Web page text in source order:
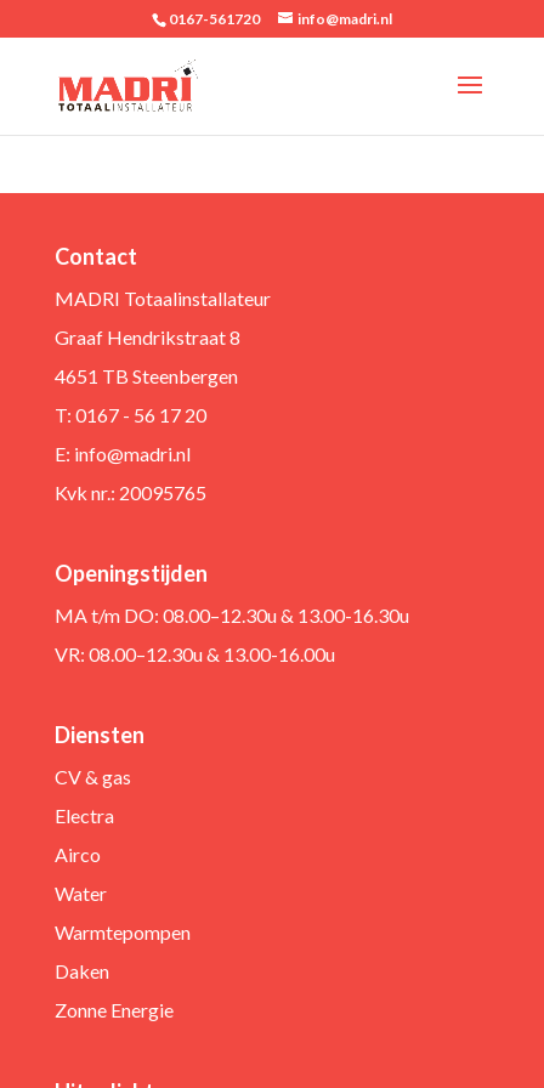
0167-561720 info@madri.nl
Contact
MADRI Totaalinstallateur
Graaf Hendrikstraat 8
4651 TB Steenbergen
T: 0167 - 56 17 20
E: info@madri.nl
Kvk nr.: 20095765
Openingstijden
MA t/m DO: 08.00–12.30u & 13.00-16.30u
VR: 08.00–12.30u & 13.00-16.00u
Diensten
CV & gas
Electra
Airco
Water
Warmtepompen
Daken
Zonne Energie